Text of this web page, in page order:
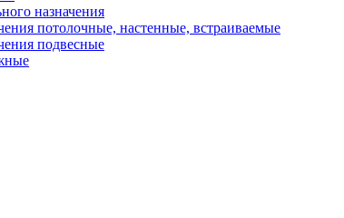
назначения
потолочные, настенные, встраиваемые
подвесные